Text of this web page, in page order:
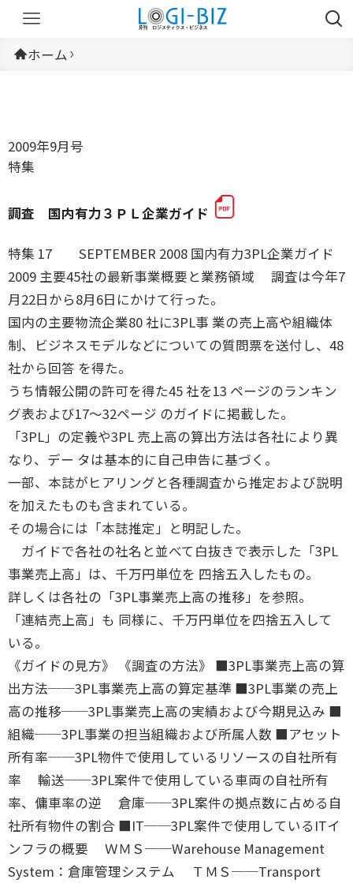
ホーム
2009年9月号
特集
調査 国内有力３ＰＬ企業ガイド
特集 17 SEPTEMBER 2008 国内有力3PL企業ガイド
2009 主要45社の最新事業概要と業務領域 調査は今年7
月22日から8月6日にかけて行った。
国内の主要物流企業80 社に3PL事 業の売上高や組織体
制、ビジネスモデルなどについての質問票を送付し、48
社から回答 を得た。
うち情報公開の許可を得た45 社を13 ページのランキン
グ表および17〜32ページ のガイドに掲載した。
「3PL」の定義や3PL 売上高の算出方法は各社により異
なり、デー タは基本的に自己申告に基づく。
一部、本誌がヒアリングと各種調査から推定および説明
を加えたものも含まれている。
その場合には「本誌推定」と明記した。
ガイドで各社の社名と並べて白抜きで表示した「3PL
事業売上高」は、千万円単位を 四捨五入したもの。
詳しくは各社の「3PL事業売上高の推移」を参照。
「連結売上高」も 同様に、千万円単位を四捨五入して
いる。
《ガイドの見方》 《調査の方法》 ■3PL事業売上高の算
出方法──3PL事業売上高の算定基準 ■3PL事業の売上
高の推移──3PL事業売上高の実績および今期見込み ■
組織──3PL事業の担当組織および所属人数 ■アセット
所有率──3PL物件で使用しているリソースの自社所有
率 輸送──3PL案件で使用している車両の自社所有
率、傭車率の逆 倉庫──3PL案件の拠点数に占める自
社所有物件の割合 ■IT──3PL案件で使用しているITイ
ンフラの概要 ＷＭＳ──Warehouse Management
System：倉庫管理システム ＴＭＳ──Transport